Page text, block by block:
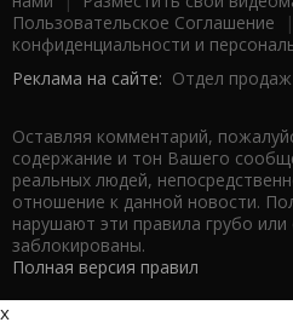
Пользовательское Соглашение |
конфиденциальности и
Реклама на сайте: Отдел
Оставляя комментарий,
содержание и тон Вашего
реальных людей,
отношение к данной новости.
нарушают эти правила грубо или
заблокированы.
Полная версия правил
x